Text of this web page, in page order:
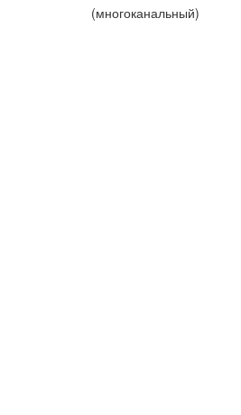
(многоканальный)